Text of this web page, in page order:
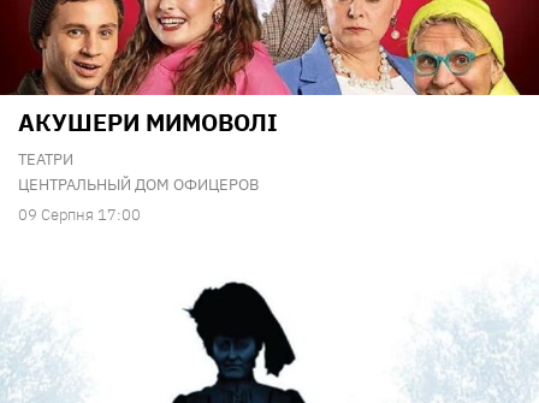
АКУШЕРИ МИМОВОЛІ
ТЕАТРИ
ЦЕНТРАЛЬНЫЙ ДОМ ОФИЦЕРОВ
09 Серпня 17:00